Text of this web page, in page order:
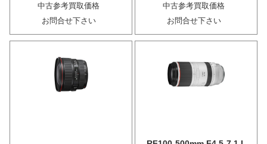
中古参考買取価格
お問合せ下さい
中古参考買取価格
お問合せ下さい